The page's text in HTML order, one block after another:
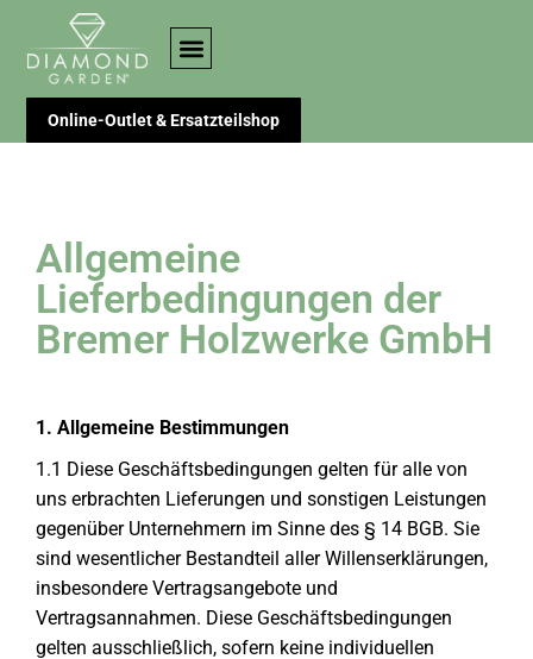
Online-Outlet & Ersatzteilshop
Allgemeine
Lieferbedingungen der
Bremer Holzwerke GmbH
1. Allgemeine Bestimmungen
1.1 Diese Geschäftsbedingungen gelten für alle von
uns erbrachten Lieferungen und sonstigen Leistungen
gegenüber Unternehmern im Sinne des § 14 BGB. Sie
sind wesentlicher Bestandteil aller Willenserklärungen,
insbesondere Vertragsangebote und
Vertragsannahmen. Diese Geschäftsbedingungen
gelten ausschließlich, sofern keine individuellen